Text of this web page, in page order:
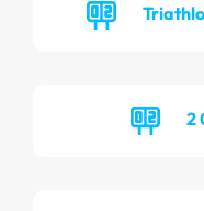
2